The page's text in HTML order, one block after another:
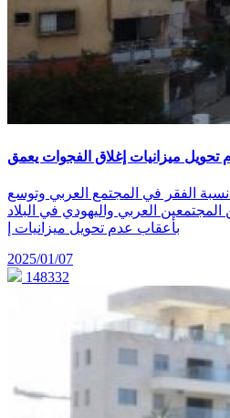
الفقر في المجتمع العربي وتوسع
المجتمعين العربي واليهودي في البلاد
بأعقاب عدم تحويل ميزانيات إ
2025/01/07
148332